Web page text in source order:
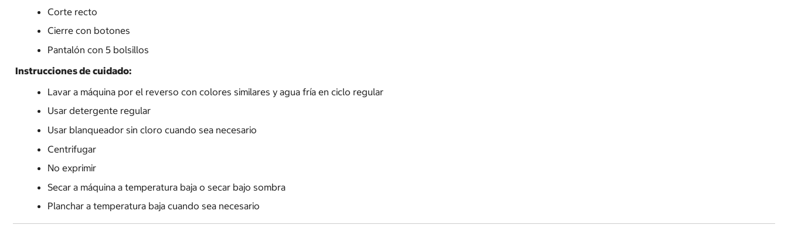
Corte recto
Cierre con botones
Pantalón con 5 bolsillos
Instrucciones de cuidado:
Lavar a máquina por el reverso con colores similares y agua fría en ciclo regular
Usar detergente regular
Usar blanqueador sin cloro cuando sea necesario
Centrifugar
No exprimir
Secar a máquina a temperatura baja o secar bajo sombra
Planchar a temperatura baja cuando sea necesario